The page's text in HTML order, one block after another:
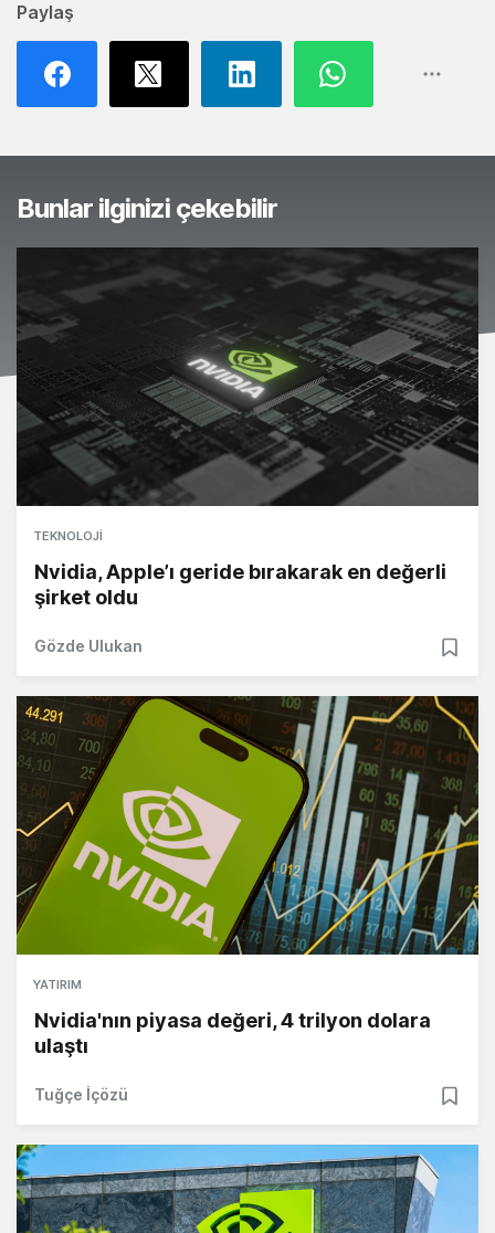
Paylaş
Bunlar ilginizi çekebilir
TEKNOLOJI
Nvidia, Apple’ı geride bırakarak en değerli
şirket oldu
Gözde Ulukan
YATIRIM
Nvidia'nın piyasa değeri, 4 trilyon dolara
ulaştı
Tuğçe İçözü